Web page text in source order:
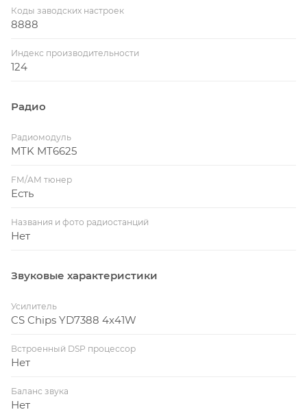
Коды заводских настроек
8888
Индекс производительности
124
Радио
Радиомодуль
MTK MT6625
FM/AM тюнер
Есть
Названия и фото радиостанций
Нет
Звуковые характеристики
Усилитель
CS Chips YD7388 4x41W
Встроенный DSP процессор
Нет
Баланс звука
Нет